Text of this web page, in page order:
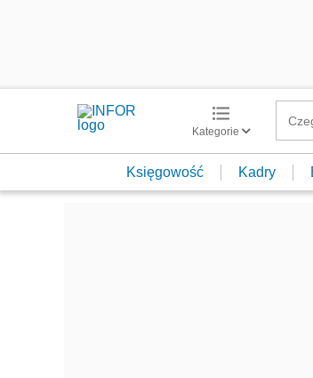
Kategorie
Księgowość Kadry